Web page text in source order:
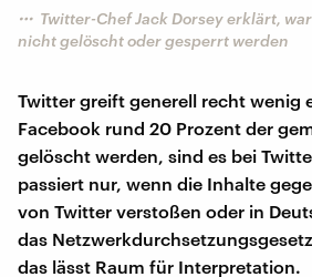
Twitter-Chef Jack Dorsey erklärt,
nicht gelöscht oder gesperrt werden
Twitter greift generell recht wenig
Facebook rund 20 Prozent der
gelöscht werden, sind es bei
passiert nur, wenn die Inhalte
von Twitter verstoßen oder in
das
das lässt Raum für Interpretation.